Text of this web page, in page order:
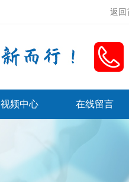
返回
视频中心 在线留言